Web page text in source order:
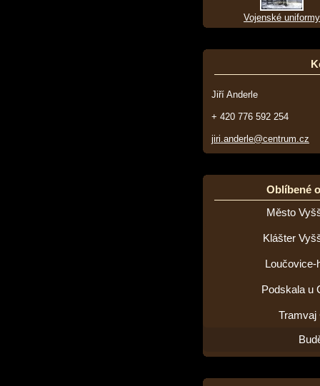
Vojenské uniformy
Jiří Anderle
+ 420 776 592 254
jiri.anderle@centrum.cz
Oblíbené
Město
Klášter
Loučovice-
Podskala u
Tramvaj